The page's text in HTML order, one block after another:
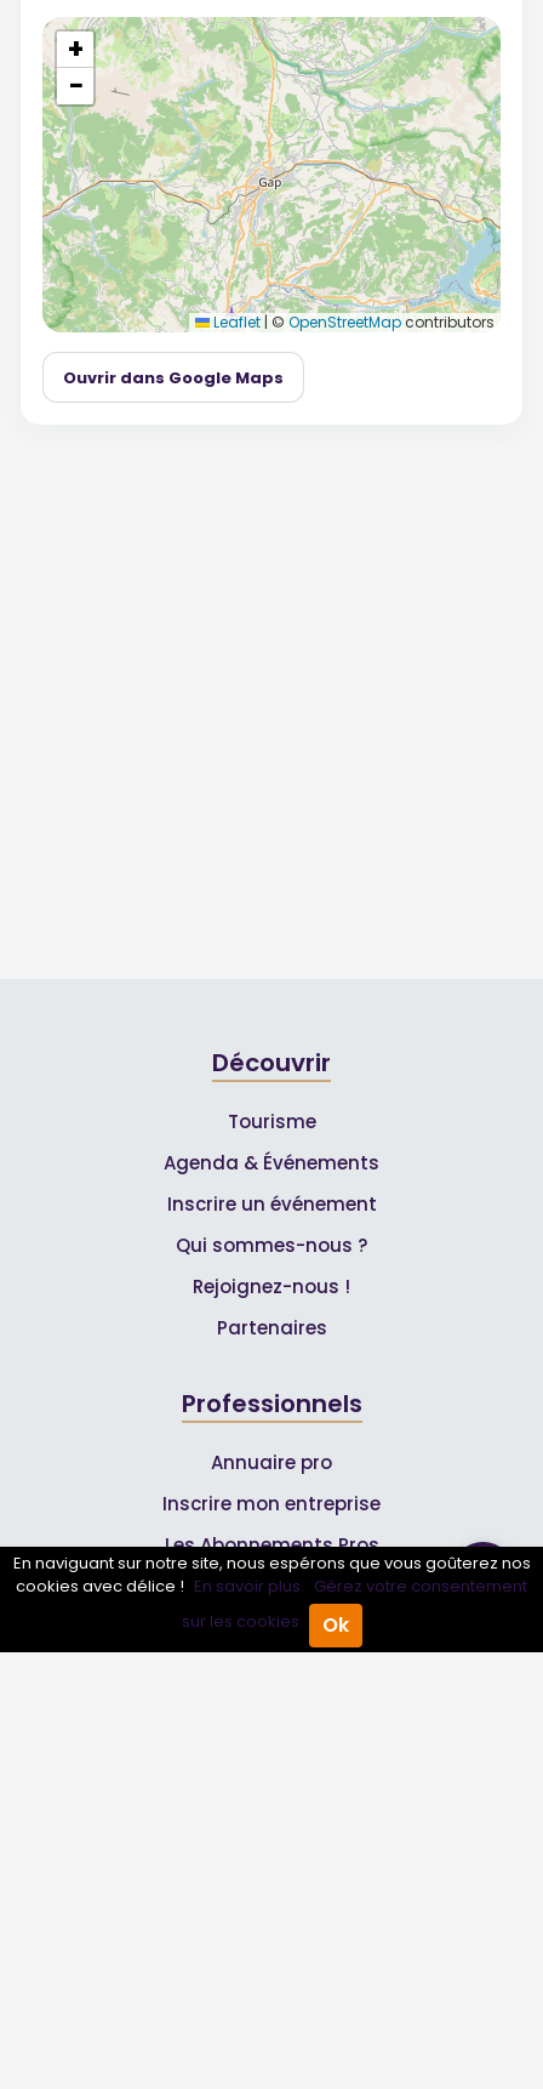
Annuaire Pro Agenda
+
−
Leaflet | © OpenStreetMapcontributors
Ouvrir dans Google Maps
Découvrir
Tourisme
Agenda & Événements
Inscrire un événement
Qui sommes-nous ?
Rejoignez-nous !
Partenaires
Professionnels
Annuaire pro
Inscrire mon entreprise
Les Abonnements Pros
Infos
En naviguant sur notre site, nous espérons que vous goûterez nos
cookies avec délice ! En savoir plus. Gérez votre consentement
sur les cookies.
Ok